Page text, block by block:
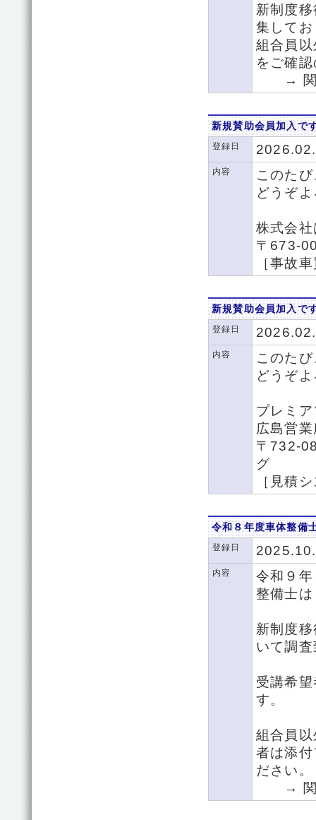
新制度
集して
組合員
をご確
→ 関
新規賛助会員加入で
登録日
内容
このた
どうぞ
株式会
〒673-
［事故
新規賛助会員加入で
登録日
内容
このた
どうぞ
プレミ
広島営
〒732-
グ
［見積
令和８年度車体整備
登録日
内容
令和９
整備士
新制度
いて調
受講希
す。
組合員
者は添
ださい。
→ 関